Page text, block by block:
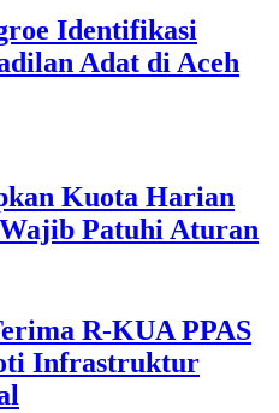
Identifikasi
Adat di Aceh
Kuota Harian
Patuhi Aturan
R-KUA PPAS
Infrastruktur